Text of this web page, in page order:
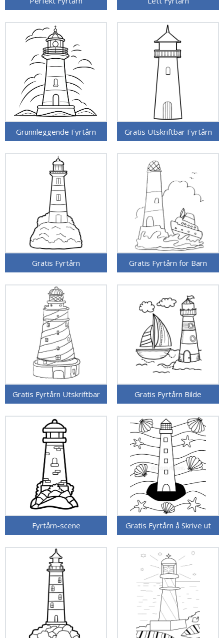
Grunnleggende Fyrtårn Gratis Utskriftbar Fyrtårn
Gratis Fyrtårn Gratis Fyrtårn for Barn
Gratis Fyrtårn Utskriftbar Gratis Fyrtårn Bilde
Fyrtårn-scene Gratis Fyrtårn å Skrive ut